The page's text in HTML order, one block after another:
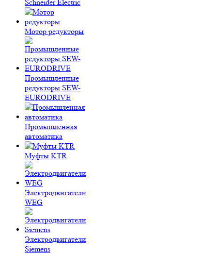
Schneider Electric
Мотор редукторы
Промышленные
редукторы SEW-
EURODRIVE
Промышленная
автоматика
Муфты KTR
Электродвигатели
WEG
Электродвигатели
Siemens